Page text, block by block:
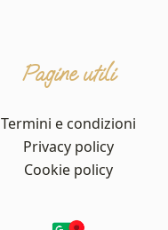
Pagine utili
Termini e condizioni
Privacy policy
Cookie policy